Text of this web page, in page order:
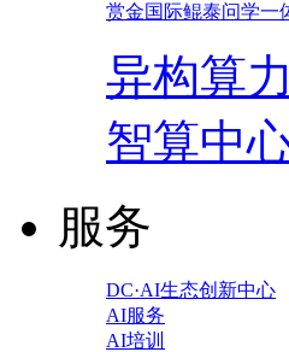
赏金国际鲲泰问学一
异构算
智算中
服务
DC·AI生态创新中心
AI服务
AI培训